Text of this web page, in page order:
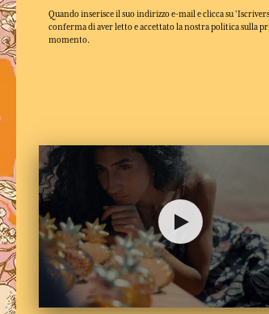
Quando inserisce il suo indirizzo e-mail e clicca su
conferma di aver letto e accettato la nostra politica sulla
momento.